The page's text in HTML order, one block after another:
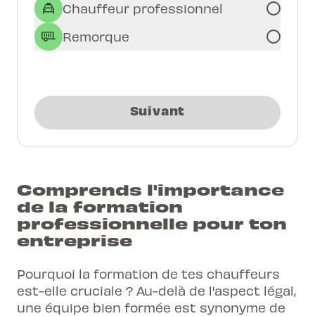
Chauffeur professionnel
Remorque
Suivant
Comprends l'importance
de la formation
professionnelle pour ton
entreprise
Pourquoi la formation de tes chauffeurs
est-elle cruciale ? Au-delà de l'aspect légal,
une équipe bien formée est synonyme de